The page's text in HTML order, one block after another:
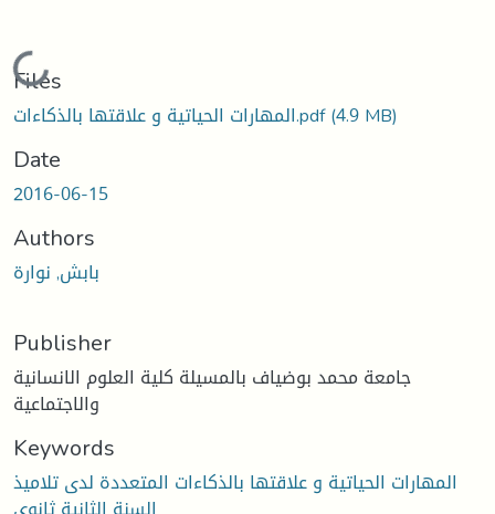
Loading...
Files
المهارات الحياتية و علاقتها بالذكاءات.pdf(4.9 MB)
Date
2016-06-15
Authors
بابش, نوارة
Publisher
جامعة محمد بوضياف بالمسيلة كلية العلوم الانسانية
والاجتماعية
Keywords
المهارات الحياتية و علاقتها بالذكاءات المتعددة لدى تلاميذ